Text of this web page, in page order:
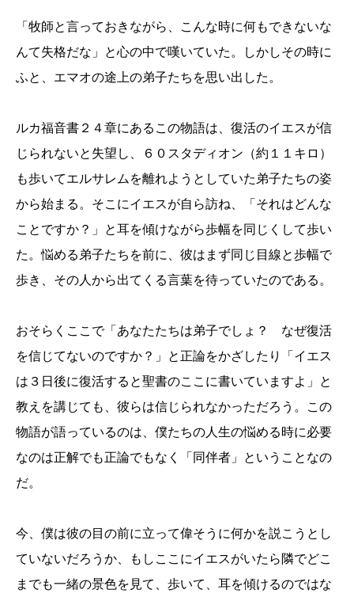
「牧師と言っておきながら、こんな時に何もできないな
んて失格だな」と心の中で嘆いていた。しかしその時に
ふと、エマオの途上の弟子たちを思い出した。
ルカ福音書２４章にあるこの物語は、復活のイエスが信
じられないと失望し、６０スタディオン（約１１キロ）
も歩いてエルサレムを離れようとしていた弟子たちの姿
から始まる。そこにイエスが自ら訪ね、「それはどんな
ことですか？」と耳を傾けながら歩幅を同じくして歩い
た。悩める弟子たちを前に、彼はまず同じ目線と歩幅で
歩き、その人から出てくる言葉を待っていたのである。
おそらくここで「あなたたちは弟子でしょ？ なぜ復活
を信じてないのですか？」と正論をかざしたり「イエス
は３日後に復活すると聖書のここに書いていますよ」と
教えを講じても、彼らは信じられなかっただろう。この
物語が語っているのは、僕たちの人生の悩める時に必要
なのは正解でも正論でもなく「同伴者」ということなの
だ。
今、僕は彼の目の前に立って偉そうに何かを説こうとし
ていないだろうか、もしここにイエスがいたら隣でどこ
までも一緒の景色を見て、歩いて、耳を傾けるのではな